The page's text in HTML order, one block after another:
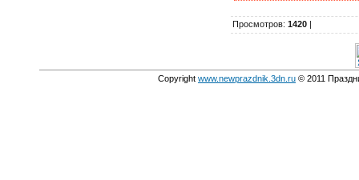
Просмотров: 1420
Copyright www.newprazdnik.3dn.ru © 2011